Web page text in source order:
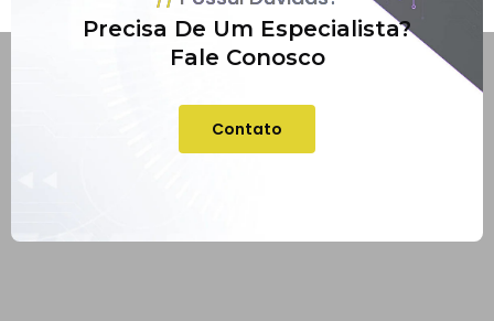
Precisa De Um Especialista?
Fale Conosco
Contato